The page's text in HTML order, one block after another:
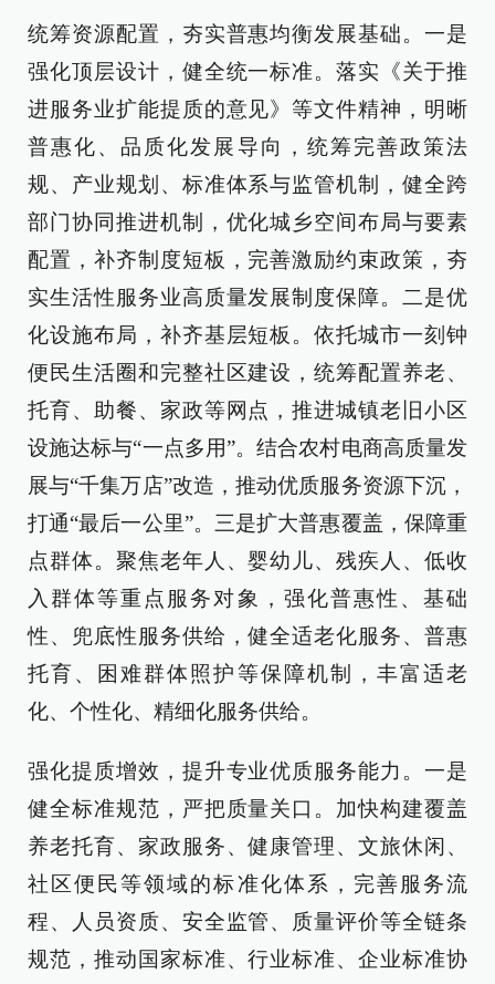
统筹资源配置，夯实普惠均衡发展基础。一是
强化顶层设计，健全统一标准。落实《关于推
进服务业扩能提质的意见》等文件精神，明晰
普惠化、品质化发展导向，统筹完善政策法
规、产业规划、标准体系与监管机制，健全跨
部门协同推进机制，优化城乡空间布局与要素
配置，补齐制度短板，完善激励约束政策，夯
实生活性服务业高质量发展制度保障。二是优
化设施布局，补齐基层短板。依托城市一刻钟
便民生活圈和完整社区建设，统筹配置养老、
托育、助餐、家政等网点，推进城镇老旧小区
设施达标与“一点多用”。结合农村电商高质量发
展与“千集万店”改造，推动优质服务资源下沉，
打通“最后一公里”。三是扩大普惠覆盖，保障重
点群体。聚焦老年人、婴幼儿、残疾人、低收
入群体等重点服务对象，强化普惠性、基础
性、兜底性服务供给，健全适老化服务、普惠
托育、困难群体照护等保障机制，丰富适老
化、个性化、精细化服务供给。
强化提质增效，提升专业优质服务能力。一是
健全标准规范，严把质量关口。加快构建覆盖
养老托育、家政服务、健康管理、文旅休闲、
社区便民等领域的标准化体系，完善服务流
程、人员资质、安全监管、质量评价等全链条
规范，推动国家标准、行业标准、企业标准协